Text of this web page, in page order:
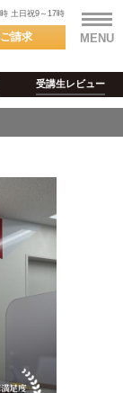
土日祝9～17時
ご請求
受講生レビュー
MENU